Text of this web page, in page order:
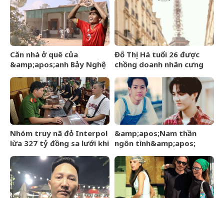
HIẾM CÓ, tiền bạc tự động
kéo về
Căn nhà ở quê của
&amp;apos;anh Bảy Nghệ
đình đám MXH
Đỗ Thị Hà tuổi 26 được
chồng doanh nhân cưng
rạng rỡ
Nhóm truy nã đỏ Interpol
lừa 327 tỷ đồng sa lưới khi
&amp;apos;Nam thần
ngôn tình&amp;apos;
U60 vẫn như thanh niên